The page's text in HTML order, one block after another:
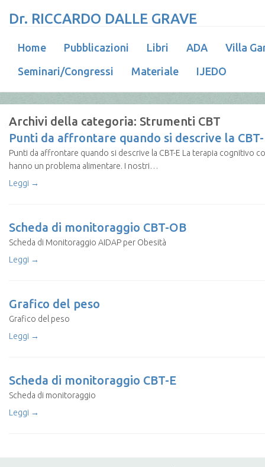
Dr. RICCARDO DALLE GRAVE
Home Pubblicazioni Libri ADA
Villa
Seminari/Congressi
Materiale IJEDO
Archivi della categoria: Strumenti CBT
Punti da affrontare quando si descrive la
Punti da affrontare quando si descrive la CBT-E La terapia cognitivo
hanno un problema alimentare. I nostri…
Leggi →
Scheda di monitoraggio CBT-OB
Scheda di Monitoraggio AIDAP per Obesità
Leggi →
Grafico del peso
Grafico del peso
Leggi →
Scheda di monitoraggio CBT-E
Scheda di monitoraggio
Leggi →